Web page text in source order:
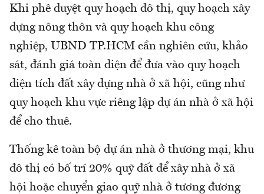
Khi phê duyệt quy hoạch đô thị, quy hoạch xây
dựng nông thôn và quy hoạch khu công
nghiệp, UBND TP.HCM cần nghiên cứu, khảo
sát, đánh giá toàn diện để đưa vào quy hoạch
diện tích đất xây dựng nhà ở xã hội, cũng như
quy hoạch khu vực riêng lập dự án nhà ở xã hội
để cho thuê.
Thống kê toàn bộ dự án nhà ở thương mại, khu
đô thị có bố trí 20% quỹ đất để xây nhà ở xã
hội hoặc chuyển giao quỹ nhà ở tương đương